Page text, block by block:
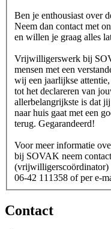
Ben je enthousiast over
Neem dan contact met
en willen je graag alles
Vrijwilligerswerk bij
mensen met een
wij een jaarlijkse
tot het declareren van
allerbelangrijkste is dat
naar huis gaat met een
terug. Gegarandeerd!
Voor meer informatie
bij SOVAK neem
(vrijwilligerscoördinator)
06-42 111358 of per e-
Contact